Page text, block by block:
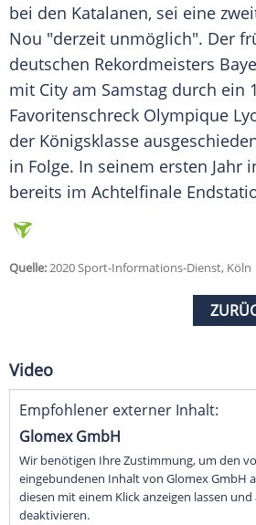
bei den Katalanen, sei eine
Nou "derzeit unmöglich". Der
deutschen Rekordmeisters
mit City am Samstag durch ein
Favoritenschreck Olympique
der Königsklasse
in Folge. In seinem ersten Jahr
bereits im Achtelfinale
Quelle:2020 Sport-Informations-Dienst, Köln
Video
Empfohlener externer Inhalt:
Glomex GmbH
Wir benötigen Ihre Zustimmung, um den
eingebundenen Inhalt von Glomex GmbH
diesen mit einem Klick anzeigen lassen
deaktivieren.